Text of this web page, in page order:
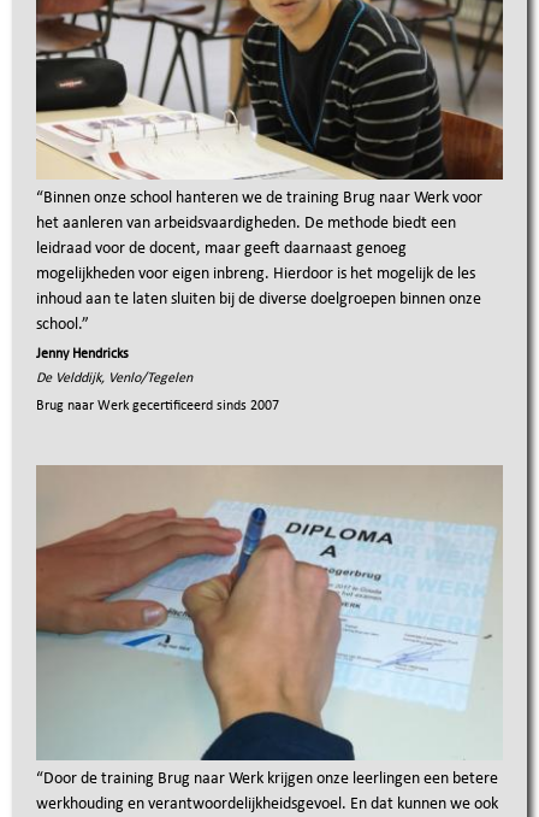
“Binnen onze school hanteren we de training Brug naar Werk voor
het aanleren van arbeidsvaardigheden. De methode biedt een
leidraad voor de docent, maar geeft daarnaast genoeg
mogelijkheden voor eigen inbreng. Hierdoor is het mogelijk de les
inhoud aan te laten sluiten bij de diverse doelgroepen binnen onze
school.”
Jenny Hendricks
De Velddijk, Venlo/Tegelen
Brug naar Werk gecertificeerd sinds 2007
“Door de training Brug naar Werk krijgen onze leerlingen een betere
werkhouding en verantwoordelijkheidsgevoel. En dat kunnen we ook